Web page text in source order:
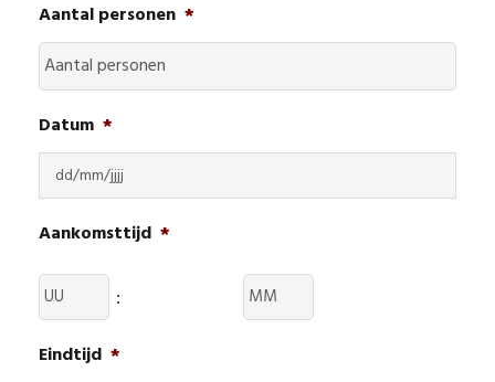
Aantal personen *
Datum *
MM
slash
JJJJ
Aankomsttijd *
:
Eindtijd *